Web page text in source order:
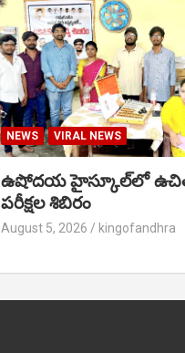
NEWS VIRAL NEWS
ఉషోదయ హైస్కూల్‌లో
పరీక్షల శిబిరం
August 5, 2026 kingofandhra